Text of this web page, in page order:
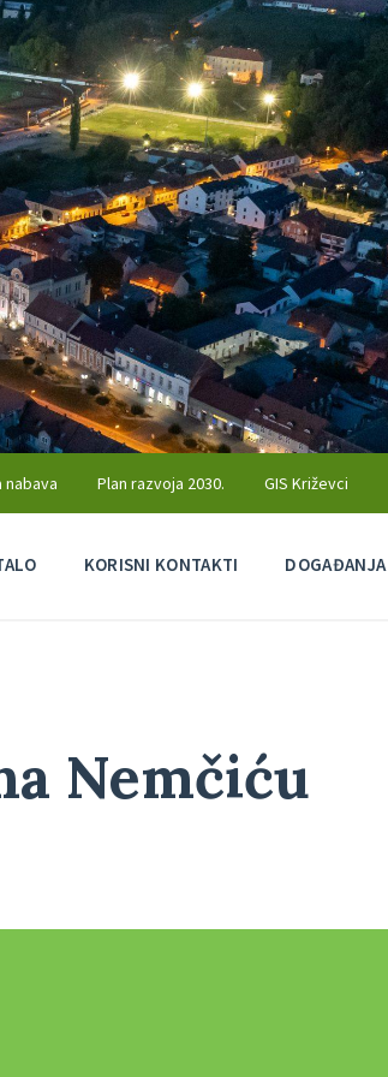
nabava Plan razvoja 2030. GIS Križevci
KORISNI KONTAKTI DOGAĐANJA
Nemčiću